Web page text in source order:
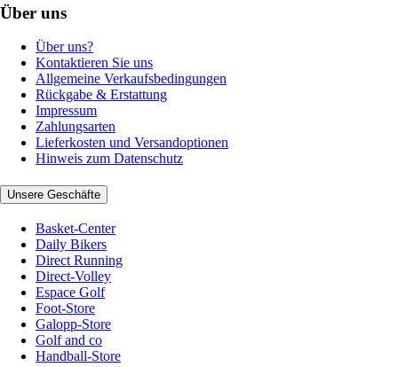
Über uns
Über uns?
Kontaktieren Sie uns
Allgemeine Verkaufsbedingungen
Rückgabe & Erstattung
Impressum
Zahlungsarten
Lieferkosten und Versandoptionen
Hinweis zum Datenschutz
Unsere Geschäfte
Basket-Center
Daily Bikers
Direct Running
Direct-Volley
Espace Golf
Foot-Store
Galopp-Store
Golf and co
Handball-Store